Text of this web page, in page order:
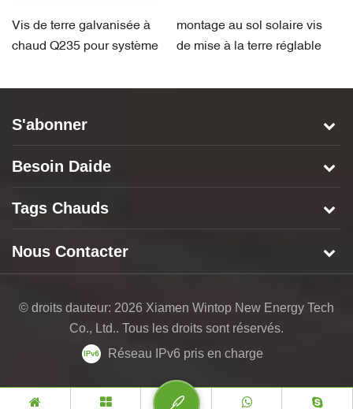
Vis de terre galvanisée à
chaud Q235 pour système
montage au sol solaire vis
de mise à la terre réglable
S'abonner
Besoin Daide
Tags Chauds
Nous Contacter
© droits dauteur: 2026 Xiamen Wintop New Energy Tech
Co., Ltd.. Tous les droits sont réservés.
Réseau IPv6 pris en charge